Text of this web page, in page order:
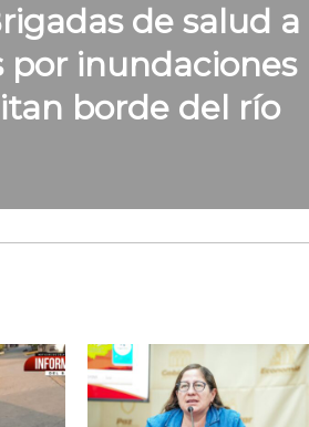
de salud a
por inundaciones
borde del río